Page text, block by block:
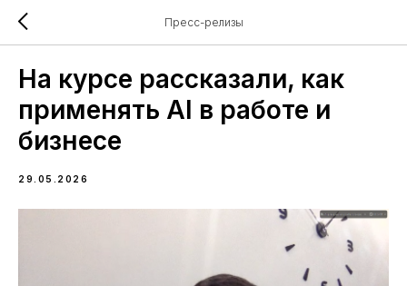
Пресс-релизы
На курсе рассказали, как
применять AI в работе и
бизнесе
29.05.2026